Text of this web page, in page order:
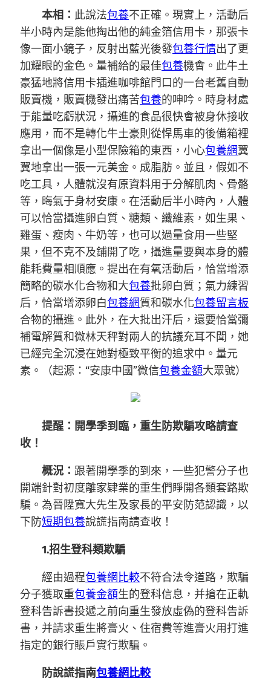
本相： 此說法包養不正確。現實上，活動后
半小時內是能他掏出他的純金箔信用卡，那張卡
像一面小鏡子，反射出藍光後發包養行情出了更
加耀眼的金色。量補給的最佳包養機會。此牛土
豪猛地將信用卡插進咖啡館門口的一台老舊自動
販賣機，販賣機發出痛苦包養的呻吟。時身材處
于能量吃虧狀況，攝進的食品很快會被身休接收
應用，而不是轉化牛土豪則從悍馬車的後備箱裡
拿出一個像是小型保險箱的東西，小心包養網翼
翼地拿出一張一元美金。成脂肪。並且，假如不
吃工具，人體就沒有原資料用于分解肌肉、骨骼
等，晦氣于身材安康。在活動后半小時內，人體
可以恰當攝進卵白質、糖類、纖維素，如生果、
雞蛋、瘦肉、牛奶等，也可以過量食用一些堅
果，但不克不及鋪開了吃，攝進量要與本身的體
能耗費量相順應。提出在有氧活動后，恰當增添
簡略的碳水化合物和大包養批卵白質；氣力練習
后，恰當增添卵白包養網質和碳水化包養留言板
合物的攝進。此外，在大批出汗后，還要恰當彌
補電解質和微林天秤對兩人的抗議充耳不聞，她
已經完全沉浸在她對極致平衡的追求中。量元
素。（起源：“安康中國”微信包養金額大眾號）
提醒：開學季到臨，重生防欺騙攻略請查
收！
概況： 跟著開學季的到來，一些犯警分子也
開端針對初度離家肄業的重生們睜開各類套路欺
騙。為晉陞寬大先生及家長的平安防范認識，以
下防短期包養說謊指南請查收！
1.招生登科類欺騙
經由過程包養網比較不符合法令道路，欺騙
分子獲取重包養金額生的登科信息，并搶在正軌
登科告訴書投遞之前向重生發放虛偽的登科告訴
書，并請求重生將膏火、住宿費等進膏火用打進
指定的銀行賬戶實行欺騙。
防說謊指南包養網比較